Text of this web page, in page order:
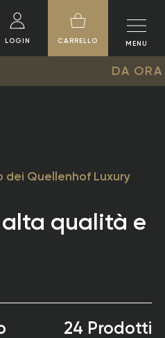
DA ORA ONLINE:
LOGIN CARRELLO MENU
dei Quellenhof Luxury
qualità e
24 Prodotti